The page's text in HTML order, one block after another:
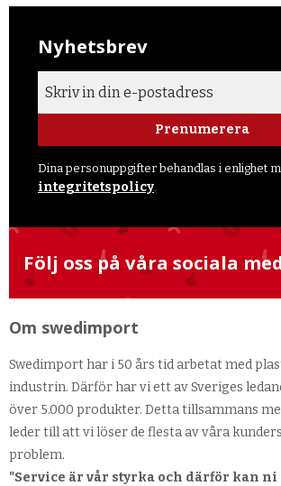
Nyhetsbrev
Prenumerera
Dina personuppgifter behandlas i enlighet
integritetspolicy
Följ oss på våra sociala
Om swedimport
Swedimport har i 50 års tid arbetat med
industrin. Därför har vi ett av Sveriges
över 5.000 produkter. Detta tillsammans
leder till att vi löser de flesta av våra
problem.
"Service är vår styrka och därför kan ni